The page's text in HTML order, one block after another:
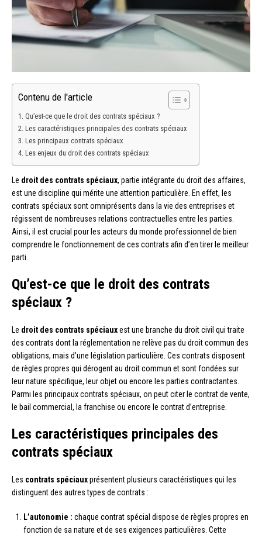
Contenu de l'article
Qu’est-ce que le droit des contrats spéciaux ?
Les caractéristiques principales des contrats spéciaux
Les principaux contrats spéciaux
Les enjeux du droit des contrats spéciaux
Le droit des contrats spéciaux, partie intégrante du droit des affaires,
est une discipline qui mérite une attention particulière. En effet, les
contrats spéciaux sont omniprésents dans la vie des entreprises et
régissent de nombreuses relations contractuelles entre les parties.
Ainsi, il est crucial pour les acteurs du monde professionnel de bien
comprendre le fonctionnement de ces contrats afin d’en tirer le meilleur
parti.
Qu’est-ce que le droit des contrats
spéciaux ?
Le droit des contrats spéciauxest une branche du droit civil qui traite
des contrats dont la réglementation ne relève pas du droit commun des
obligations, mais d’une législation particulière. Ces contrats disposent
de règles propres qui dérogent au droit commun et sont fondées sur
leur nature spécifique, leur objet ou encore les parties contractantes.
Parmi les principaux contrats spéciaux, on peut citer le contrat de vente,
le bail commercial, la franchise ou encore le contrat d’entreprise.
Les caractéristiques principales des
contrats spéciaux
Les contrats spéciauxprésentent plusieurs caractéristiques qui les
distinguent des autres types de contrats :
L’autonomie : chaque contrat spécial dispose de règles propres en
fonction de sa nature et de ses exigences particulières. Cette